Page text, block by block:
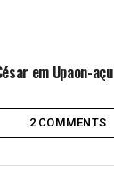
em Upaon-açu
2 COMMENTS